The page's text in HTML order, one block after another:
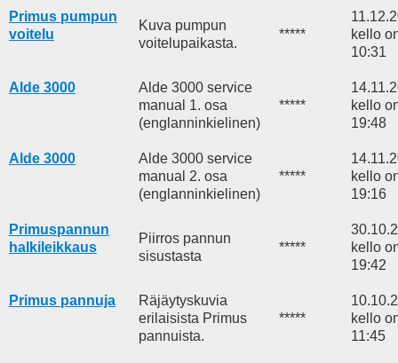
Primus pumpun
voitelu
Kuva pumpun
voitelupaikasta.
*****
kello
10:31
Alde 3000
Alde 3000 service
manual 1. osa
(englanninkielinen)
*****
kello
19:48
Alde 3000
Alde 3000 service
manual 2. osa
(englanninkielinen)
*****
kello
19:16
Primuspannun
halkileikkaus
Piirros pannun
sisustasta
*****
kello
19:42
Primus pannuja
Räjäytyskuvia
erilaisista Primus
pannuista.
*****
kello
11:45